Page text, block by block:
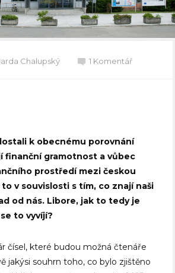
Chalupský 1 Komentář
k obecnému porovnání
finanční gramotnost a vůbec
prostředí mezi českou
v souvislosti s tím, co znají naši
od nás. Libore, jak to tedy je
to vyvíjí?
čísel, které budou možná čtenáře
jakýsi souhrn toho, co bylo zjištěno